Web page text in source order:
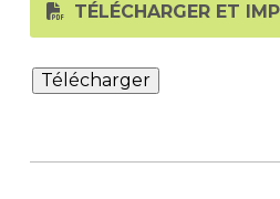
TÉLÉCHARGER ET
Télécharger